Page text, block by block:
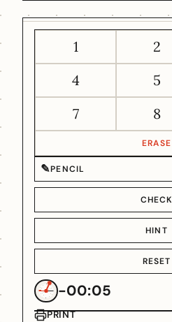
1 2
4
5
7
8
ERASE
✎PENCIL
CHECK
HINT
RESET
-00:05
PRINT